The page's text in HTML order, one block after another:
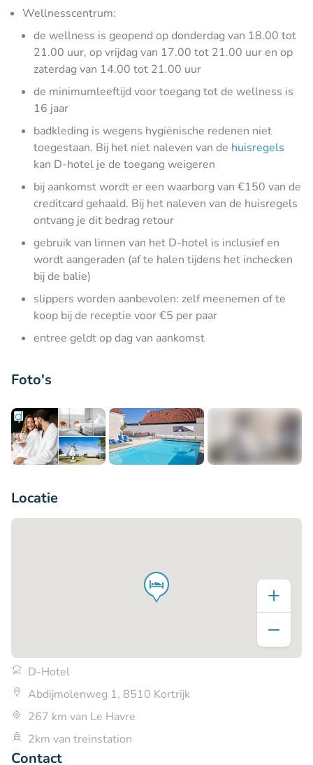
Wellnesscentrum:
de wellness is geopend op donderdag van 18.00 tot
21.00 uur, op vrijdag van 17.00 tot 21.00 uur en op
zaterdag van 14.00 tot 21.00 uur
de minimumleeftijd voor toegang tot de wellness is
16 jaar
badkleding is wegens hygiënische redenen niet
toegestaan. Bij het niet naleven van de huisregels
kan D-hotel je de toegang weigeren
bij aankomst wordt er een waarborg van €150 van de
creditcard gehaald. Bij het naleven van de huisregels
ontvang je dit bedrag retour
gebruik van linnen van het D-hotel is inclusief en
wordt aangeraden (af te halen tijdens het inchecken
bij de balie)
slippers worden aanbevolen: zelf meenemen of te
koop bij de receptie voor €5 per paar
entree geldt op dag van aankomst
Foto's
Locatie
D-Hotel
Abdijmolenweg 1, 8510 Kortrijk
267 km van Le Havre
2km van treinstation
Contact